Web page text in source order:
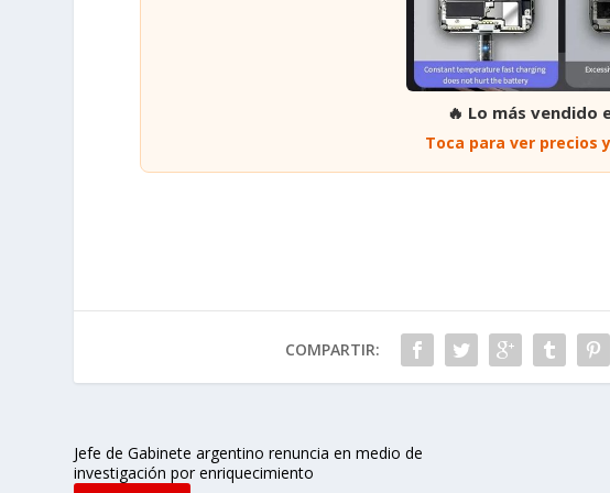
🔥 Lo más vendido
Toca para ver precios
COMPARTIR:
Jefe de Gabinete argentino renuncia en medio de
investigación por enriquecimiento